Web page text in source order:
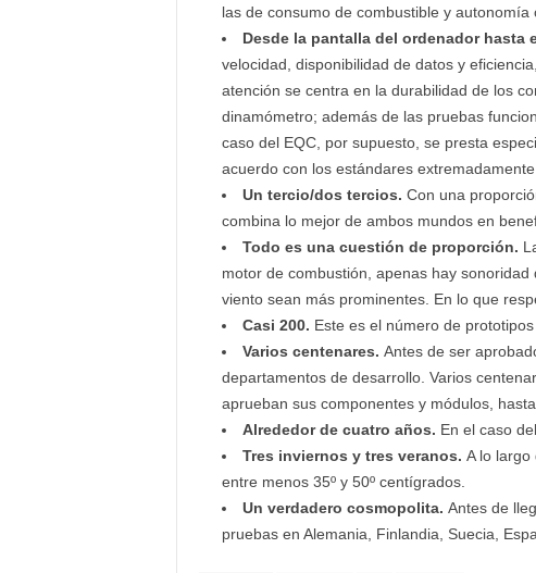
las de consumo de combustible y autonomía
Desde la pantalla del ordenador hasta
velocidad, disponibilidad de datos y
atención se centra en la durabilidad de los
dinamómetro; además de las pruebas
caso del EQC, por supuesto, se presta
acuerdo con los estándares
Un tercio/dos tercios. Con una
combina lo mejor de ambos mundos en
Todo es una cuestión de proporción.
motor de combustión, apenas hay
viento sean más prominentes. En lo que
Casi 200. Este es el número de
Varios centenares. Antes de ser
departamentos de desarrollo. Varios
aprueban sus componentes y módulos,
Alrededor de cuatro años. En el caso
Tres inviernos y tres veranos. A lo largo
entre menos 35º y 50º centígrados.
Un verdadero cosmopolita. Antes de
pruebas en Alemania, Finlandia, Suecia,